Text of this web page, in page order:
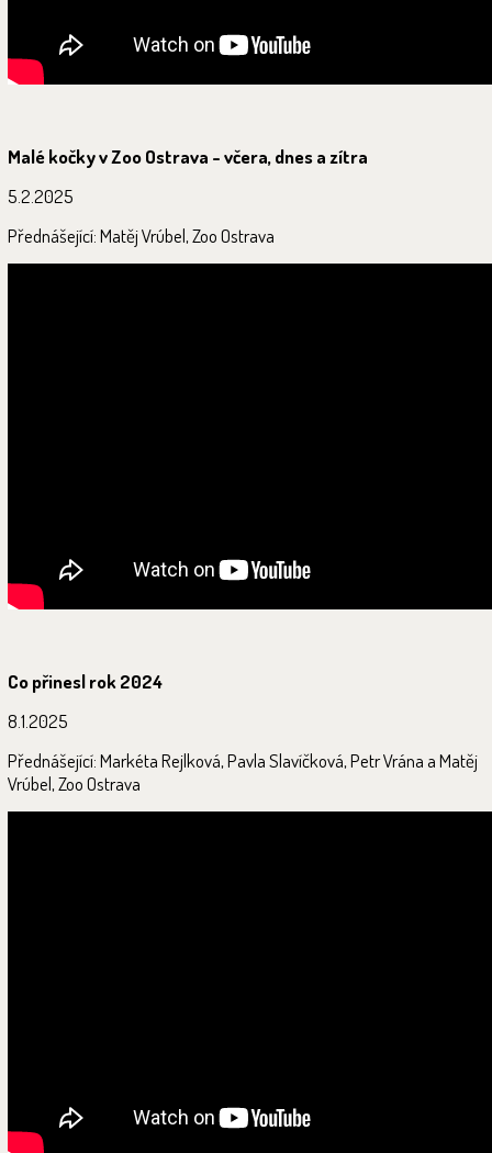
Malé kočky v Zoo Ostrava - včera, dnes a zítra
5.2.2025
Přednášející: Matěj Vrúbel, Zoo Ostrava
Co přinesl rok 2024
8.1.2025
Přednášející: Markéta Rejlková, Pavla Slavíčková, Petr Vrána a Matěj
Vrúbel, Zoo Ostrava